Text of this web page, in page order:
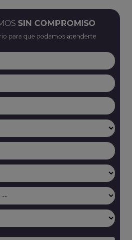
SIN COMPROMISO
para que podamos atenderte